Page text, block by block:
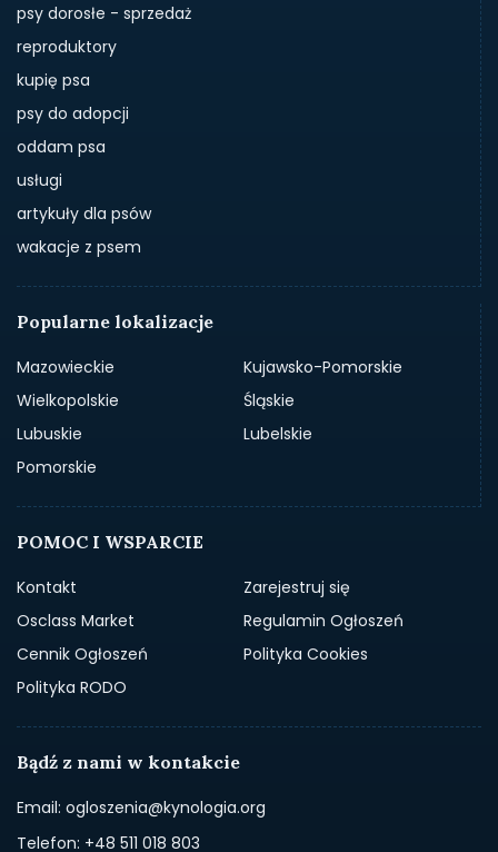
psy dorosłe - sprzedaż
reproduktory
kupię psa
psy do adopcji
oddam psa
usługi
artykuły dla psów
wakacje z psem
Popularne lokalizacje
Mazowieckie
Kujawsko-Pomorskie
Wielkopolskie
Śląskie
Lubuskie
Lubelskie
Pomorskie
POMOC I WSPARCIE
Kontakt
Zarejestruj się
Osclass Market
Regulamin Ogłoszeń
Cennik Ogłoszeń
Polityka Cookies
Polityka RODO
Bądź z nami w kontakcie
Email: ogloszenia@kynologia.org
Telefon: +48 511 018 803